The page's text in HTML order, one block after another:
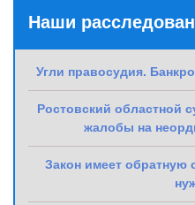
Наши
Угли правосудия.
Ростовский областной
жалобы на
Закон имеет обратную